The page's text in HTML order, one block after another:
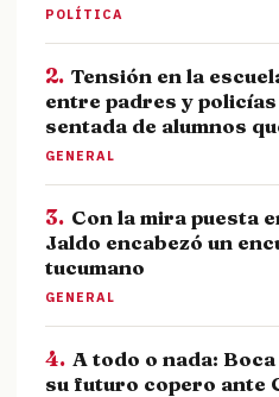
POLÍTICA
2. Tensión en la
entre padres y
sentada de alumnos
GENERAL
3. Con la mira puesta
Jaldo encabezó un
tucumano
GENERAL
4. A todo o nada:
su futuro copero ante